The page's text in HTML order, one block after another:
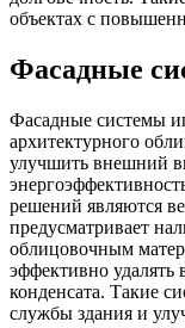
объектах с
Фасадные
Фасадные системы
архитектурного
улучшить внешний
решений являются
предусматривает
облицовочным
эффективно удалять
конденсата. Такие
службы здания и